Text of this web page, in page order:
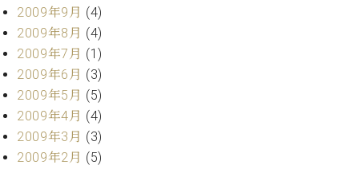
2009年9月 (4)
2009年8月 (4)
2009年7月 (1)
2009年6月 (3)
2009年5月 (5)
2009年4月 (4)
2009年3月 (3)
2009年2月 (5)